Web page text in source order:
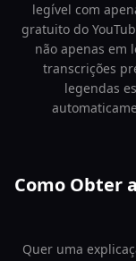
legível com
gratuito do
não apenas em
transcrições
legendas
Como Obter
Quer uma